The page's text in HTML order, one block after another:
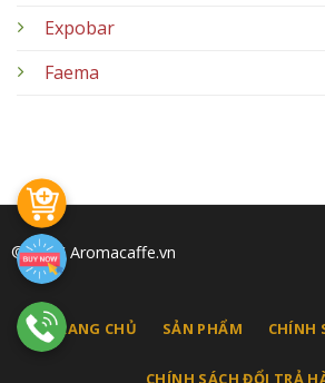
Expobar
Faema
© 2026 Aromacaffe.vn
TRANG CHỦ SẢN PHẨM CHÍNH
CHÍNH SÁCH ĐỔI TRẢ